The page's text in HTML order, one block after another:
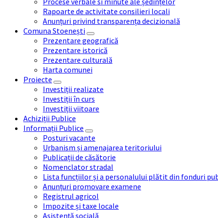
Rapoarte de activitate consilieri locali
Anunțuri privind transparența decizională
Comuna Stoenești
Prezentare geografică
Prezentare istorică
Prezentare culturală
Harta comunei
Proiecte
Investiții realizate
Investiții în curs
Investiții viitoare
Achiziții Publice
Informații Publice
Posturi vacante
Urbanism și amenajarea teritoriului
Publicații de căsătorie
Nomenclator stradal
Lista funcțiilor și a personalului plătit din fonduri
Anunțuri promovare examene
Registrul agricol
Impozite și taxe locale
Asistență socială